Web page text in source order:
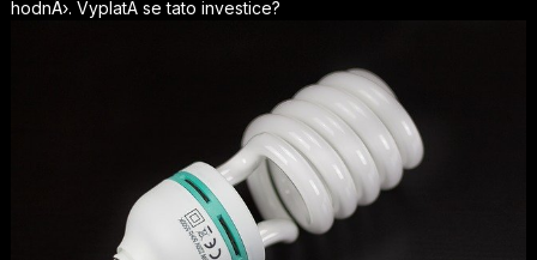
hodnÄ›. VyplatÃ­ se tato investice?